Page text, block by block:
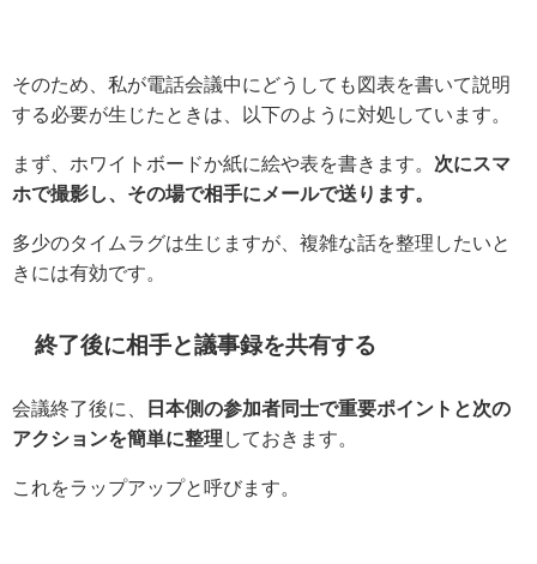
そのため、私が電話会議中にどうしても図表を書いて説明
する必要が生じたときは、以下のように対処しています。
まず、ホワイトボードか紙に絵や表を書きます。 次にスマ
ホで撮影し、その場で相手にメールで送ります。
多少のタイムラグは生じますが、複雑な話を整理したいと
きには有効です。
終了後に相手と議事録を共有する
会議終了後に、
日本側の参加者同士で重要ポイントと次の
アクションを簡単に整理 しておきます。
これをラップアップと呼びます。